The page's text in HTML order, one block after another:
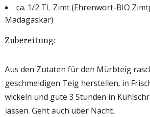
ca. 1/2 TL Zimt (Ehrenwort-BIO
Madagaskar)
Zubereitung:
Aus den Zutaten für den Mürbteig
geschmeidigen Teig herstellen, in
wickeln und gute 3 Stunden in
lassen. Geht auch über Nacht.